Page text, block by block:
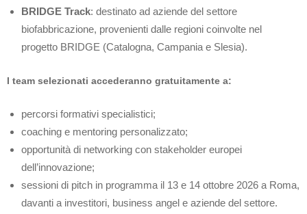
BRIDGE Track: destinato ad aziende del settore
biofabbricazione, provenienti dalle regioni coinvolte nel
progetto BRIDGE (Catalogna, Campania e Slesia).
I team selezionati accederanno gratuitamente a:
percorsi formativi specialistici;
coaching e mentoring personalizzato;
opportunità di networking con stakeholder europei
dell’innovazione;
sessioni di pitch in programma il 13 e 14 ottobre 2026 a Roma,
davanti a investitori, business angel e aziende del settore.